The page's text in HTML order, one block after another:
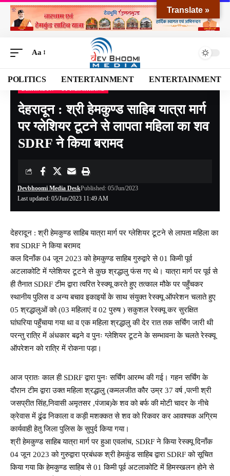
Aa
POLITICS ENTERTAINMENT ENTERTAINMENT
Devbhoomi Media >Blog> NATIONAL>UTTARAKHAND>DEHRADUN>
देहरादून : श्री हेमकुण्ड साहिब यात्रा मार्ग
पर ग्लेशियर टूटने से लापता महिला का शव
SDRF ने किया बरामद
Last updated: 05/Jun/2023 11:49 AM
Devbhoomi Media DeskPublished: 05/Jun/2023
देहरादून : श्री हेमकुण्ड साहिब यात्रा मार्ग पर ग्लेशियर टूटने से लापता महिला का
शव SDRF ने किया बरामद
कल दिनाँक 04 जून 2023 को हेमकुण्ड साहिब गुरुद्वारे से 01 किमी पूर्व
अटलाकोटि में ग्लेशियर टूटने से कुछ श्रद्धालु फंस गए थे। यात्रा मार्ग पर पूर्व से
ही तैनात SDRF टीम द्वारा त्वरित रेस्क्यू करते हुए तत्काल मौके पर पहुँचकर
स्थानीय पुलिस व अन्य बचाव इकाइयों के साथ संयुक्त रेस्क्यू ऑपरेशन चलाते हुए
05 श्रद्धालुओं को (03 महिलाएं व 02 पुरुष ) सकुशल रेस्क्यू कर सुरक्षित
घांघरिया पहुँचाया गया था व एक महिला श्रद्धालु की देर रात तक सर्चिंग जारी थी
परन्तु रात्रि में अंधकार बढ़ने व पुनः ग्लेशियर टूटने के सम्भावना के चलते रेस्क्यू
ऑपरेशन को रात्रि में रोकना पड़ा।
आज प्रातः काल ही SDRF द्वारा पुनः सर्चिंग आरम्भ की गई। गहन सर्चिंग के
दौरान टीम द्वारा उक्त महिला श्रद्धालु (कमलजीत कौर उम्र 37 वर्ष ,पत्नी श्री
जसप्रीत सिंह,निवासी अमृतसर ,पंजाब)के शव को बर्फ की मोटी चादर के नीचे
क्रेवास में ढूंढ निकाला व कड़ी मशक्कत से शव को रिकवर कर आवश्यक अग्रिम
कार्यवाही हेतु जिला पुलिस के सुपुर्द किया गया।
श्री हेमकुण्ड साहिब यात्रा मार्ग पर हुआ एवलांच, SDRF ने किया रेस्क्यू दिनाँक
04 जून 2023 को गुरुद्वारा प्रबंधक श्री हेमकुंड साहिब द्वारा SDRF को सूचित
किया गया कि हेमकुण्ड साहिब से 01 किमी पूर्व अटलाकोटि में हिमस्खलन होने से
Translate »